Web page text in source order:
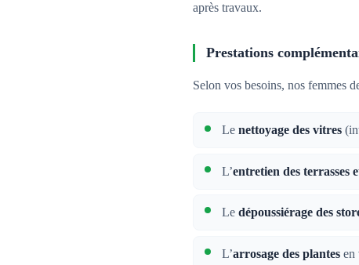
après travaux.
Prestations
Selon vos besoins, nos femmes
Le nettoyage des vitres
L’entretien des terrasses
Le dépoussiérage des
L’arrosage des plantes en